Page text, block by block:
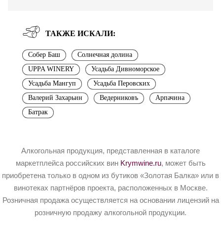
ТАКЖЕ ИСКАЛИ:
Собер Баш
Солнечная долина
UPPA WINERY
Усадьба Дивноморское
Усадьба Мангуп
Усадьба Перовских
Валерий Захарьин
Ведерниковъ
Арпачина
Батрак
Алкогольная продукция, представленная в каталоге
маркетплейса российских вин Krymwine.ru, может быть
приобретена только в одном из бутиков «Золотая Балка» или в
винотеках партнёров проекта, расположенных в Москве.
Розничная продажа осуществляется на основании лицензий на
розничную продажу алкогольной продукции.